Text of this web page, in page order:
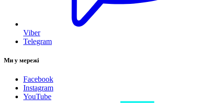
Viber
Telegram
Ми у мережі
Facebook
Instagram
YouTube